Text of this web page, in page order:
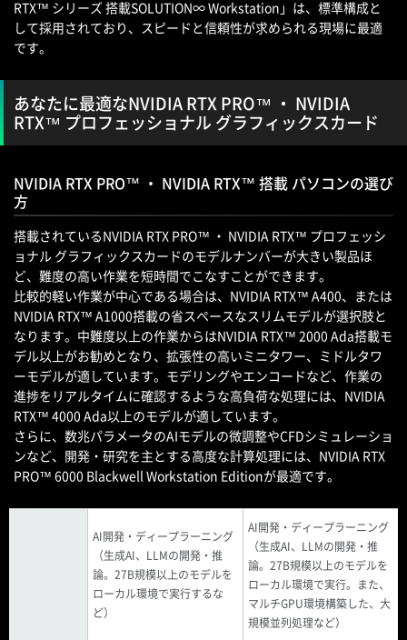
RTX™ シリーズ 搭載SOLUTION∞ Workstation」は、標準構成と
して採用されており、スピードと信頼性が求められる現場に最適
です。
あなたに最適なNVIDIA RTX PRO™ ・ NVIDIA
RTX™ プロフェッショナル グラフィックスカード
NVIDIA RTX PRO™ ・ NVIDIA RTX™ 搭載 パソコンの選び
方
搭載されているNVIDIA RTX PRO™ ・ NVIDIA RTX™ プロフェッシ
ョナル グラフィックスカードのモデルナンバーが大きい製品ほ
ど、難度の高い作業を短時間でこなすことができます。
比較的軽い作業が中心である場合は、NVIDIA RTX™ A400、または
NVIDIA RTX™ A1000搭載の省スペースなスリムモデルが選択肢と
なります。中難度以上の作業からはNVIDIA RTX™ 2000 Ada搭載モ
デル以上がお勧めとなり、拡張性の高いミニタワー、ミドルタワ
ーモデルが適しています。モデリングやエンコードなど、作業の
進捗をリアルタイムに確認するような高負荷な処理には、NVIDIA
RTX™ 4000 Ada以上のモデルが適しています。
さらに、数兆パラメータのAIモデルの微調整やCFDシミュレーショ
ンなど、開発・研究を主とする高度な計算処理には、NVIDIA RTX
PRO™ 6000 Blackwell Workstation Editionが最適です。
AI開発・ディープラーニング
（生成AI、LLMの開発・推
論。27B規模以上のモデルを
ローカル環境で実行するな
ど）
AI開発・ディープラーニング
（生成AI、LLMの開発・推
論。27B規模以上のモデルを
ローカル環境で実行。また、
マルチGPU環境構築した、大
規模並列処理など）